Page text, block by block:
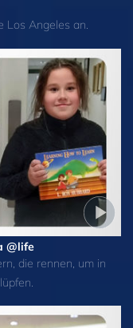
Los Angeles an.
@life
die rennen, um in